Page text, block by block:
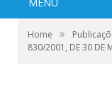
MENU
Home »
830/2001, DE 30 DE